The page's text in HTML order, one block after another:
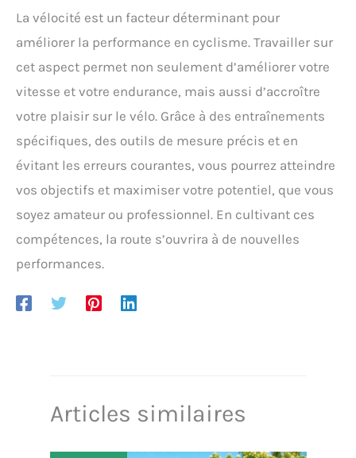
La vélocité est un facteur déterminant pour
améliorer la performance en cyclisme. Travailler sur
cet aspect permet non seulement d’améliorer votre
vitesse et votre endurance, mais aussi d’accroître
votre plaisir sur le vélo. Grâce à des entraînements
spécifiques, des outils de mesure précis et en
évitant les erreurs courantes, vous pourrez atteindre
vos objectifs et maximiser votre potentiel, que vous
soyez amateur ou professionnel. En cultivant ces
compétences, la route s’ouvrira à de nouvelles
performances.
Articles similaires